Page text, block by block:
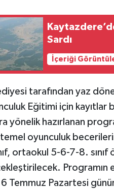
Sardı
İçeriği
tarafından yaz
Eğitimi için kayıtlar
yönelik hazırlanan
temel oyunculuk
ortaokul 5-6-7-8.
Programın
6 Temmuz Pazartesi